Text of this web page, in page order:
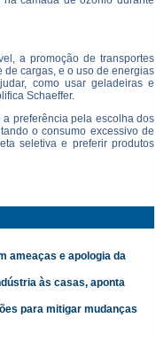
a promoção de transportes
cargas, e o uso de energias
como usar geladeiras e
Schaeffer.
preferência pela escolha dos
o consumo excessivo de
seletiva e preferir produtos
ameaças e apologia da
às casas, aponta
para mitigar mudanças